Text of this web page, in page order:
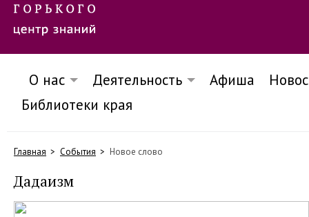
О нас Деятельность Афиша
Библиотеки края
Главная События Новое слово
Дадаизм